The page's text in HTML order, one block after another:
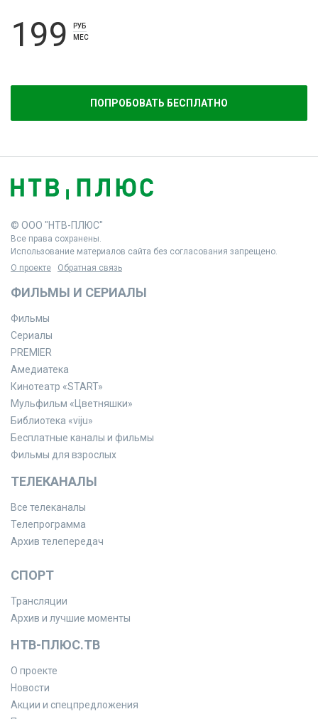
199
РУБ
МЕС
ПОПРОБОВАТЬ БЕСПЛАТНО
© ООО "НТВ-ПЛЮС"
Все права сохранены.
Использование материалов сайта без согласования запрещено.
О проекте
Обратная связь
ФИЛЬМЫ И СЕРИАЛЫ
Фильмы
Сериалы
PREMIER
Амедиатека
Кинотеатр «START»
Мульфильм «Цветняшки»
Библиотека «viju»
Бесплатные каналы и фильмы
Фильмы для взрослых
ТЕЛЕКАНАЛЫ
Все телеканалы
Телепрограмма
Архив телепередач
СПОРТ
Трансляции
Архив и лучшие моменты
НТВ-ПЛЮС.ТВ
О проекте
Новости
Акции и спецпредложения